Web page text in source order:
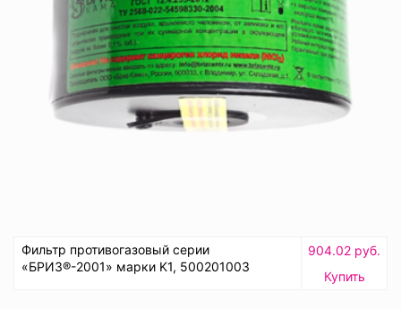
Фильтр противогазовый серии
«БРИЗ®-2001» марки K1, 500201003
904.02 руб.
Купить